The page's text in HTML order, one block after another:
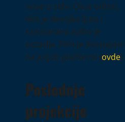
nose u sebi. Ovca odlazi,
dok je devojka ljuta i
razočarana zašto je
ostavlja. Film je dostupan i
na jutjub platformi (ovde).
Poslednje
projekcije